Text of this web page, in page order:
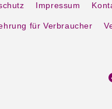
Impressum
für Verbraucher